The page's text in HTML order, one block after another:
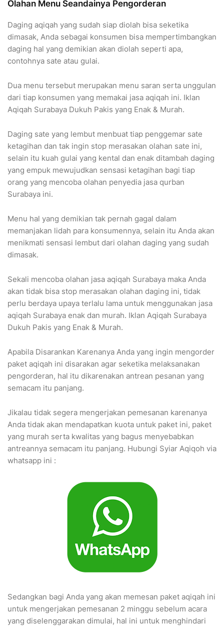
Olahan Menu Seandainya Pengorderan
Daging aqiqah yang sudah siap diolah bisa seketika
dimasak, Anda sebagai konsumen bisa mempertimbangkan
daging hal yang demikian akan diolah seperti apa,
contohnya sate atau gulai.
Dua menu tersebut merupakan menu saran serta unggulan
dari tiap konsumen yang memakai jasa aqiqah ini. Iklan
Aqiqah Surabaya Dukuh Pakis yang Enak & Murah.
Daging sate yang lembut menbuat tiap penggemar sate
ketagihan dan tak ingin stop merasakan olahan sate ini,
selain itu kuah gulai yang kental dan enak ditambah daging
yang empuk mewujudkan sensasi ketagihan bagi tiap
orang yang mencoba olahan penyedia jasa qurban
Surabaya ini.
Menu hal yang demikian tak pernah gagal dalam
memanjakan lidah para konsumennya, selain itu Anda akan
menikmati sensasi lembut dari olahan daging yang sudah
dimasak.
Sekali mencoba olahan jasa aqiqah Surabaya maka Anda
akan tidak bisa stop merasakan olahan daging ini, tidak
perlu berdaya upaya terlalu lama untuk menggunakan jasa
aqiqah Surabaya enak dan murah. Iklan Aqiqah Surabaya
Dukuh Pakis yang Enak & Murah.
Apabila Disarankan Karenanya Anda yang ingin mengorder
paket aqiqah ini disarakan agar seketika melaksanakan
pengorderan, hal itu dikarenakan antrean pesanan yang
semacam itu panjang.
Jikalau tidak segera mengerjakan pemesanan karenanya
Anda tidak akan mendapatkan kuota untuk paket ini, paket
yang murah serta kwalitas yang bagus menyebabkan
antreannya semacam itu panjang. Hubungi Syiar Aqiqoh via
whatsapp ini :
Sedangkan bagi Anda yang akan memesan paket aqiqah ini
untuk mengerjakan pemesanan 2 minggu sebelum acara
yang diselenggarakan dimulai, hal ini untuk menghindari